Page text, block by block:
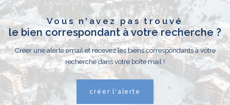
Vous n'avez pas trouvé
le bien correspondant à votre recherche ?
Créer une alerte email et recevez les biens correspondants à votre
recherche dans votre boîte mail !
créer l'alerte